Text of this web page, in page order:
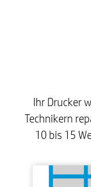
Ihr Drucker
Technikern
10 bis 15